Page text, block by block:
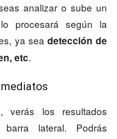
analizar o sube un
procesará según la
ya sea detección de
etc.
verás los resultados
lateral. Podrás